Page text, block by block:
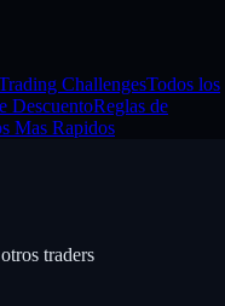
ChallengesTodos los
DescuentoReglas de
Mas Rapidos
traders